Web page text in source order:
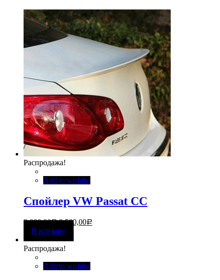
Распродажа!
Add to wishlist
Спойлер VW Passat CC
3 000,00Р 2 500,00Р
В корзину
Распродажа!
Add to wishlist